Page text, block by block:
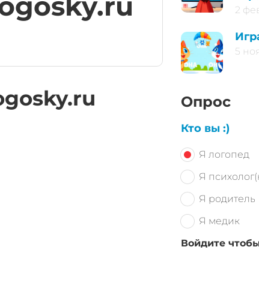
2
5
Опрос
Кто вы :)
Я логопед
Я
Я родитель
Я медик
Войдите